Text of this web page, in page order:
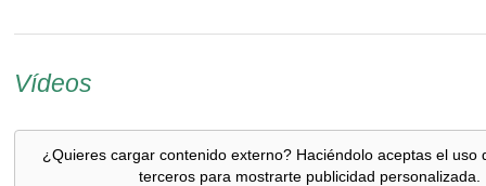
Vídeos
¿Quieres cargar contenido externo? Haciéndolo aceptas el uso
terceros para mostrarte publicidad personalizada.